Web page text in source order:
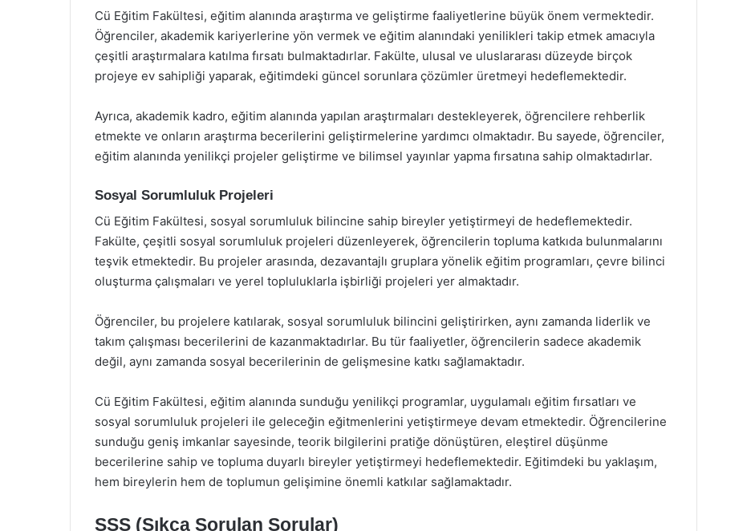
Cü Eğitim Fakültesi, eğitim alanında araştırma ve geliştirme faaliyetlerine büyük önem vermektedir.
Öğrenciler, akademik kariyerlerine yön vermek ve eğitim alanındaki yenilikleri takip etmek amacıyla
çeşitli araştırmalara katılma fırsatı bulmaktadırlar. Fakülte, ulusal ve uluslararası düzeyde birçok
projeye ev sahipliği yaparak, eğitimdeki güncel sorunlara çözümler üretmeyi hedeflemektedir.
Ayrıca, akademik kadro, eğitim alanında yapılan araştırmaları destekleyerek, öğrencilere rehberlik
etmekte ve onların araştırma becerilerini geliştirmelerine yardımcı olmaktadır. Bu sayede, öğrenciler,
eğitim alanında yenilikçi projeler geliştirme ve bilimsel yayınlar yapma fırsatına sahip olmaktadırlar.
Sosyal Sorumluluk Projeleri
Cü Eğitim Fakültesi, sosyal sorumluluk bilincine sahip bireyler yetiştirmeyi de hedeflemektedir.
Fakülte, çeşitli sosyal sorumluluk projeleri düzenleyerek, öğrencilerin topluma katkıda bulunmalarını
teşvik etmektedir. Bu projeler arasında, dezavantajlı gruplara yönelik eğitim programları, çevre bilinci
oluşturma çalışmaları ve yerel topluluklarla işbirliği projeleri yer almaktadır.
Öğrenciler, bu projelere katılarak, sosyal sorumluluk bilincini geliştirirken, aynı zamanda liderlik ve
takım çalışması becerilerini de kazanmaktadırlar. Bu tür faaliyetler, öğrencilerin sadece akademik
değil, aynı zamanda sosyal becerilerinin de gelişmesine katkı sağlamaktadır.
Cü Eğitim Fakültesi, eğitim alanında sunduğu yenilikçi programlar, uygulamalı eğitim fırsatları ve
sosyal sorumluluk projeleri ile geleceğin eğitmenlerini yetiştirmeye devam etmektedir. Öğrencilerine
sunduğu geniş imkanlar sayesinde, teorik bilgilerini pratiğe dönüştüren, eleştirel düşünme
becerilerine sahip ve topluma duyarlı bireyler yetiştirmeyi hedeflemektedir. Eğitimdeki bu yaklaşım,
hem bireylerin hem de toplumun gelişimine önemli katkılar sağlamaktadır.
SSS (Sıkça Sorulan Sorular)